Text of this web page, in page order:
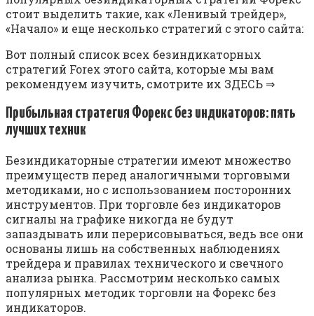
стоит выделить такие, как «Ленивый трейдер»,
«Начало» и еще несколько стратегий с этого сайта:
Вот полный список всех безиндикаторных
стратегий Forex этого сайта, которые мы вам
рекомендуем изучить, смотрите их ЗДЕСЬ ⇒
Прибыльная стратегия Форекс без индикаторов: пять
лучших техник
Безиндикаторные стратегии имеют множество
преимуществ перед аналогичными торговыми
методиками, но с использованием посторонних
инструментов. При торговле без индикаторов
сигналы на графике никогда не будут
запаздывать или перерисовываться, ведь все они
основаны лишь на собственных наблюдениях
трейдера и правилах технического и свечного
анализа рынка. Рассмотрим несколько самых
популярных методик торговли на Форекс без
индикаторов.